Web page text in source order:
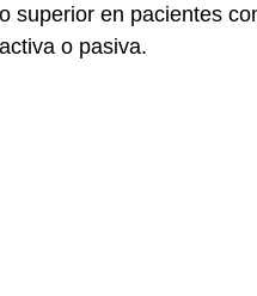
superior en pacientes
o pasiva.